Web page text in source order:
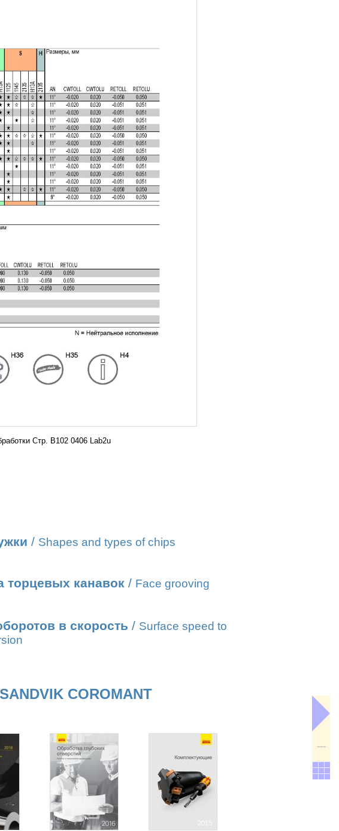
Стр. B102 0406 Lab2u
/ Shapes and types of chips
торцевых канавок / Face grooving
в скорость / Surface speed to
SANDVIK COROMANT
---